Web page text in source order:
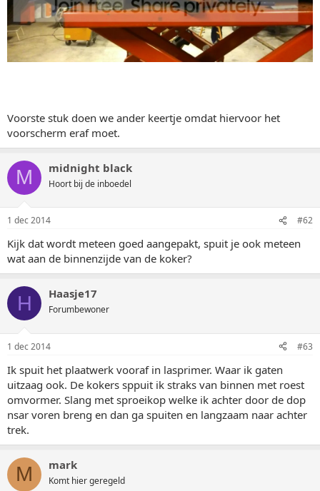
Voorste stuk doen we ander keertje omdat hiervoor het
voorscherm eraf moet.
M midnight black
Hoort bij de inboedel
1 dec 2014 #62
Kijk dat wordt meteen goed aangepakt, spuit je ook meteen
wat aan de binnenzijde van de koker?
H Haasje17
Forumbewoner
1 dec 2014 #63
Ik spuit het plaatwerk vooraf in lasprimer. Waar ik gaten
uitzaag ook. De kokers sppuit ik straks van binnen met roest
omvormer. Slang met sproeikop welke ik achter door de dop
nsar voren breng en dan ga spuiten en langzaam naar achter
trek.
M mark
Komt hier geregeld